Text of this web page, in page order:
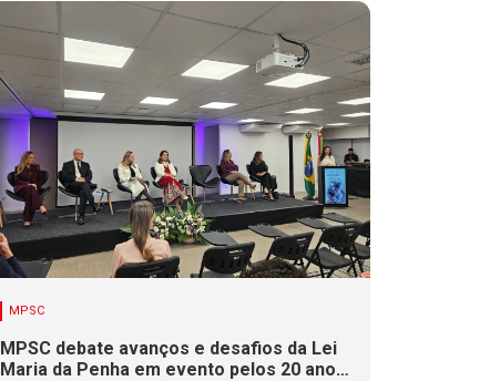
MPSC
MPSC debate avanços e desafios da Lei
Maria da Penha em evento pelos 20 anos